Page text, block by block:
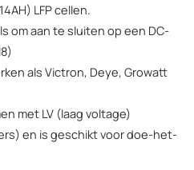
LFP cellen.
om aan te sluiten op een DC-
als Victron, Deye, Growatt
met LV (laag voltage)
en is geschikt voor doe-het-